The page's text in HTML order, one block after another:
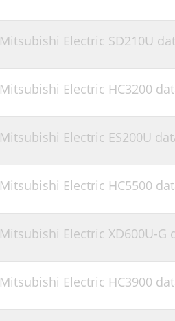
Mitsubishi Electric SD210U
Mitsubishi Electric HC3200
Mitsubishi Electric ES200U
Mitsubishi Electric HC5500
Mitsubishi Electric XD600U-G
Mitsubishi Electric HC3900